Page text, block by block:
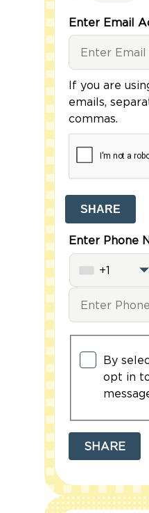
Enter Email
If you are
emails,
commas.
SHARE
Enter Phone
+1
Consent
By
opt in